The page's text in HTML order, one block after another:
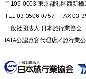
〒105-0003 東京都港区西新
TEL 03-3506-0757 FAX 03-
一般社団法人 日本旅行業協会
IATA公認旅客代理店／旅行業